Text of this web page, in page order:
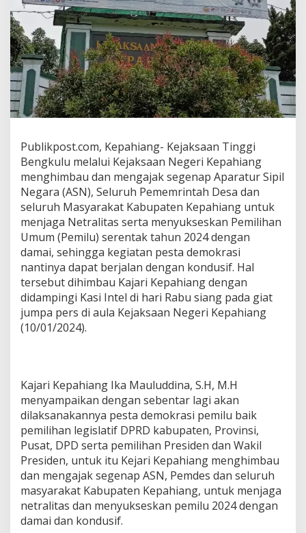
Publikpost.com, Kepahiang- Kejaksaan Tinggi
Bengkulu melalui Kejaksaan Negeri Kepahiang
menghimbau dan mengajak segenap Aparatur Sipil
Negara (ASN), Seluruh Pememrintah Desa dan
seluruh Masyarakat Kabupaten Kepahiang untuk
menjaga Netralitas serta menyukseskan Pemilihan
Umum (Pemilu) serentak tahun 2024 dengan
damai, sehingga kegiatan pesta demokrasi
nantinya dapat berjalan dengan kondusif. Hal
tersebut dihimbau Kajari Kepahiang dengan
didampingi Kasi Intel di hari Rabu siang pada giat
jumpa pers di aula Kejaksaan Negeri Kepahiang
(10/01/2024).
Kajari Kepahiang Ika Mauluddina, S.H, M.H
menyampaikan dengan sebentar lagi akan
dilaksanakannya pesta demokrasi pemilu baik
pemilihan legislatif DPRD kabupaten, Provinsi,
Pusat, DPD serta pemilihan Presiden dan Wakil
Presiden, untuk itu Kejari Kepahiang menghimbau
dan mengajak segenap ASN, Pemdes dan seluruh
masyarakat Kabupaten Kepahiang, untuk menjaga
netralitas dan menyukseskan pemilu 2024 dengan
damai dan kondusif.